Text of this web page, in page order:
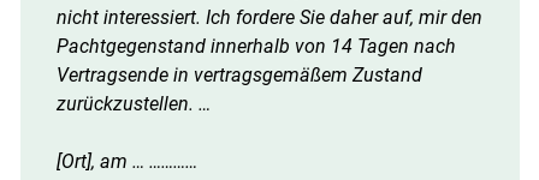
nicht interessiert. Ich fordere Sie daher auf, mir den
Pachtgegenstand innerhalb von 14 Tagen nach
Vertragsende in vertragsgemäßem Zustand
zurückzustellen. …
[Ort], am … …………